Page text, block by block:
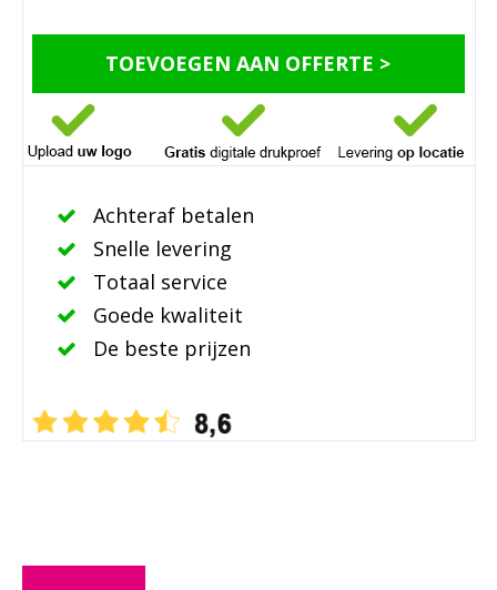
TOEVOEGEN AAN OFFERTE >
Achteraf betalen
Snelle levering
Totaal service
Goede kwaliteit
De beste prijzen